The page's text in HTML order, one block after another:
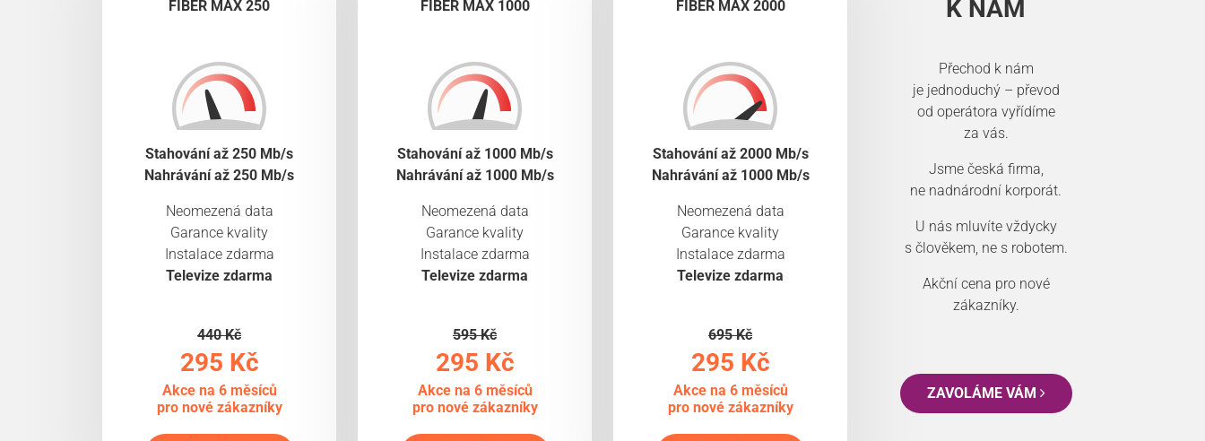
FIBER MAX 250
Stahování až 250 Mb/s
Nahrávání až 250 Mb/s
Neomezená data
Garance kvality
Instalace zdarma
Televize zdarma
440 Kč
295 Kč
Akce na 6 měsíců
pro nové zákazníky
FIBER MAX 1000
Stahování až 1000 Mb/s
Nahrávání až 1000 Mb/s
Neomezená data
Garance kvality
Instalace zdarma
Televize zdarma
595 Kč
295 Kč
Akce na 6 měsíců
pro nové zákazníky
FIBER MAX 2000
Stahování až 2000 Mb/s
Nahrávání až 1000 Mb/s
Neomezená data
Garance kvality
Instalace zdarma
Televize zdarma
695 Kč
295 Kč
Akce na 6 měsíců
pro nové zákazníky
K NÁM
Přechod k nám
je jednoduchý – převod
od operátora vyřídíme
za vás.
Jsme česká firma,
ne nadnárodní korporát.
U nás mluvíte vždycky
s člověkem, ne s robotem.
Akční cena pro nové
zákazníky.
ZAVOLÁME VÁM